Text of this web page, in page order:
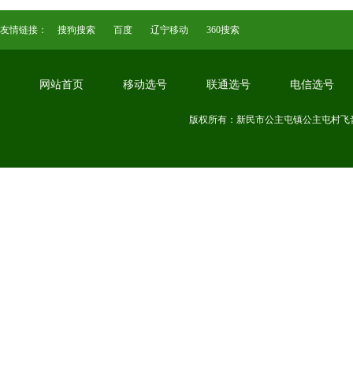
友情链接： 搜狗搜索 百度 辽宁移动 360搜索
网站首页 移动选号 联通选号 电信选号
版权所有：新民市公主屯镇公主屯村